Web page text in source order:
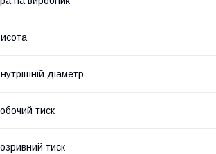
діаметр
тиск
тиск